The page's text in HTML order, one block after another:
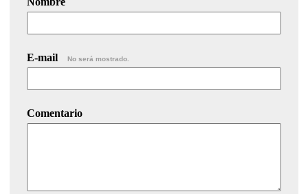
E-mail No será mostrado.
Comentario